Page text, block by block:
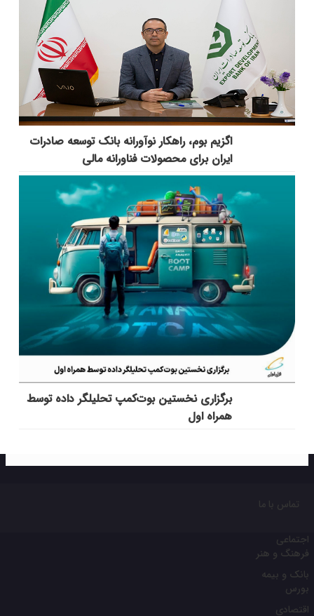
اگزیم بوم، راهکار نوآورانه بانک توسعه صادرات
ایران برای محصولات فناورانه مالی
برگزاری نخستین بوت‌کمپ تحلیلگر داده توسط
همراه اول
تماس با ما
اجتماعی
فرهنگ و هنر
بانک و بیمه
بورس
اقتصادی